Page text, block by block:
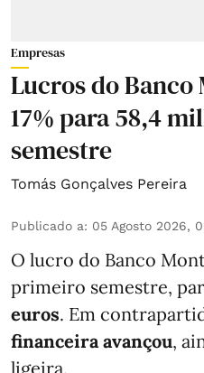
Empresas
Lucros do
17% para 58,4
semestre
Tomás Gonçalves Pereira
Publicado a: 05 Agosto 2026,
O lucro do Banco
primeiro semestre,
euros. Em
financeira avançou,
ligeira.